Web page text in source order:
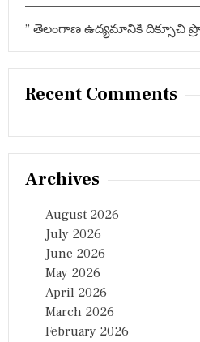
” తెలంగాణ ఉద్యమానికి దిక్సూచి
Recent Comments
Archives
August 2026
July 2026
June 2026
May 2026
April 2026
March 2026
February 2026